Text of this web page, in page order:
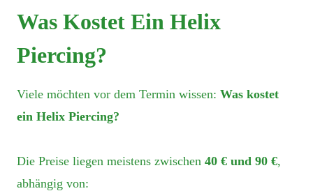
Was Kostet Ein Helix
Piercing?
Viele möchten vor dem Termin wissen: Was kostet
ein Helix Piercing?
Die Preise liegen meistens zwischen 40 € und 90 €,
abhängig von: